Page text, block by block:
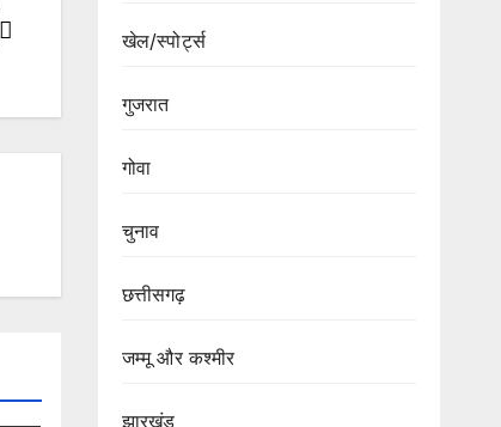
खेल/स्पोर्ट्स
गुजरात
गोवा
चुनाव
छत्तीसगढ़
जम्मू और कश्मीर
झारखंड